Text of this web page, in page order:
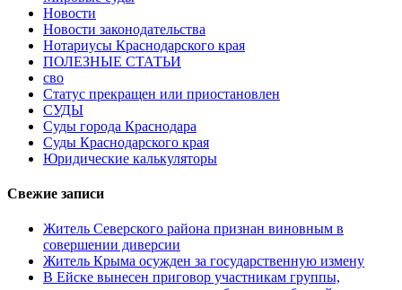
Новости
Новости законодательства
Нотариусы Краснодарского края
ПОЛЕЗНЫЕ СТАТЬИ
сво
Статус прекращен или приостановлен
СУДЫ
Суды города Краснодара
Суды Краснодарского края
Юридические калькуляторы
Свежие записи
Житель Северского района признан виновным в
совершении диверсии
Житель Крыма осужден за государственную измену
В Ейске вынесен приговор участникам группы,